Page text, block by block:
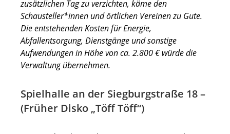
zusätzlichen Tag zu verzichten, käme den
Schausteller*innen und örtlichen Vereinen zu Gute.
Die entstehenden Kosten für Energie,
Abfallentsorgung, Dienstgänge und sonstige
Aufwendungen in Höhe von ca. 2.800 € würde die
Verwaltung übernehmen.
Spielhalle an der Siegburgstraße 18 –
(Früher Disko „Töff Töff“)